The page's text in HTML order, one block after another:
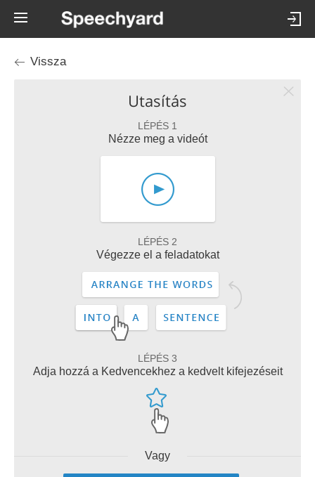
Vissza
Utasítás
LÉPÉS 1
Nézze meg a videót
LÉPÉS 2
Végezze el a feladatokat
LÉPÉS 3
Adja hozzá a Kedvencekhez a kedvelt kifejezéseit
Vagy